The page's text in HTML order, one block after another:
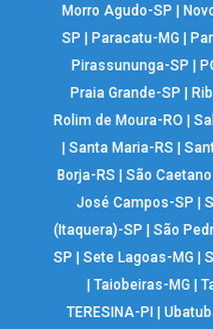
Morro Agudo-SP
SP
Paracatu-MG
Pirassununga-SP
Praia Grande-SP
Rolim de Moura-RO
|Santa Maria-RS |
Borja-RS
|São
José Campos-SP
|
(Itaquera)-SP
|São
SP
|Sete Lagoas-MG |
Taiobeiras-MG
TERESINA-PI
|